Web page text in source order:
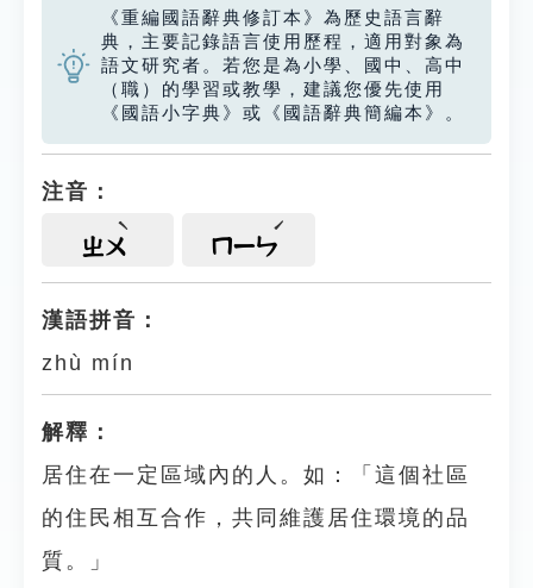
《重編國語辭典修訂本》為歷史語言辭
典，主要記錄語言使用歷程，適用對象為
語文研究者。若您是為小學、國中、高中
（職）的學習或教學，建議您優先使用
《國語小字典》或《國語辭典簡編本》。
注音：
ㄓㄨ ㄇㄧㄣ
漢語拼音：
zhù mín
解釋：
居住在一定區域內的人。如：「這個社區
的住民相互合作，共同維護居住環境的品
質。」